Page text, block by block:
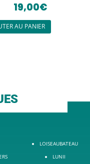
19,00€
AU PANIER
LOISEAUBATEAU
LUNII